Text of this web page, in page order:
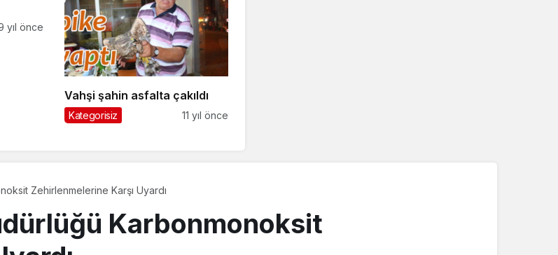
yıl önce
Vahşi şahin asfalta çakıldı
Kategorisiz 11 yıl önce
Zehirlenmelerine Karşı Uyardı
Karbonmonoksit